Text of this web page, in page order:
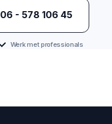
‪06 - 578 106 45‬
Werk met professionals